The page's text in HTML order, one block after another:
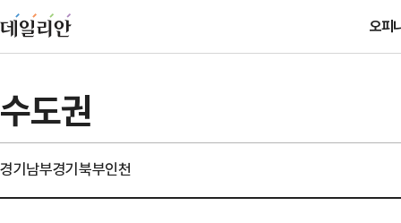
오피
수도권
경기남부경기북부인천